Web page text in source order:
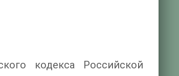
кодекса Российской